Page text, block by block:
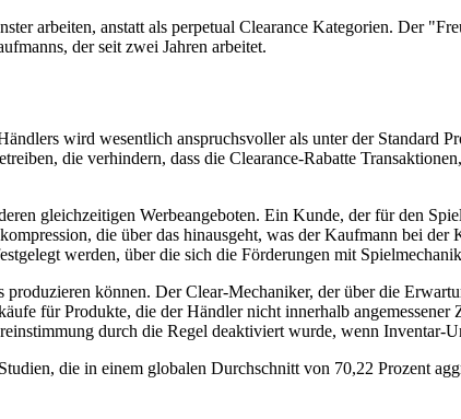
arbeiten, anstatt als perpetual Clearance Kategorien. Der
der seit zwei Jahren arbeitet.
wird wesentlich anspruchsvoller als unter der Standard
die verhindern, dass die Clearance-Rabatte
gleichzeitigen Werbeangeboten. Ein Kunde, der für den
die über das hinausgeht, was der Kaufmann bei
werden, über die sich die Förderungen mit
können. Der Clear-Mechaniker, der über die
für Produkte, die der Händler nicht innerhalb
durch die Regel deaktiviert wurde, wenn Inventar-
die in einem globalen Durchschnitt von 70,22 Prozent